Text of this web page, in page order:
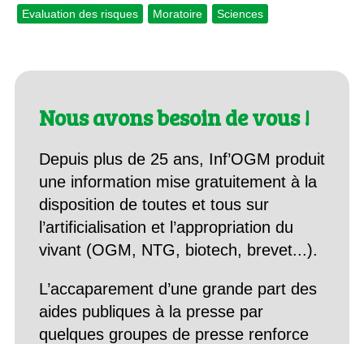
Evaluation des risques Moratoire Sciences
Nous avons besoin de vous !
Depuis plus de 25 ans, Inf’OGM produit
une information mise gratuitement à la
disposition de toutes et tous sur
l’artificialisation et l’appropriation du
vivant (OGM, NTG, biotech, brevet...).
L’accaparement d’une grande part des
aides publiques à la presse par
quelques groupes de presse renforce